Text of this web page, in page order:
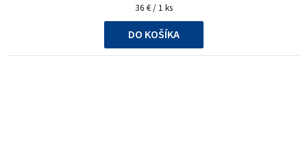
Jednotková
cena:
36 € / 1 ks
DO KOŠÍKA